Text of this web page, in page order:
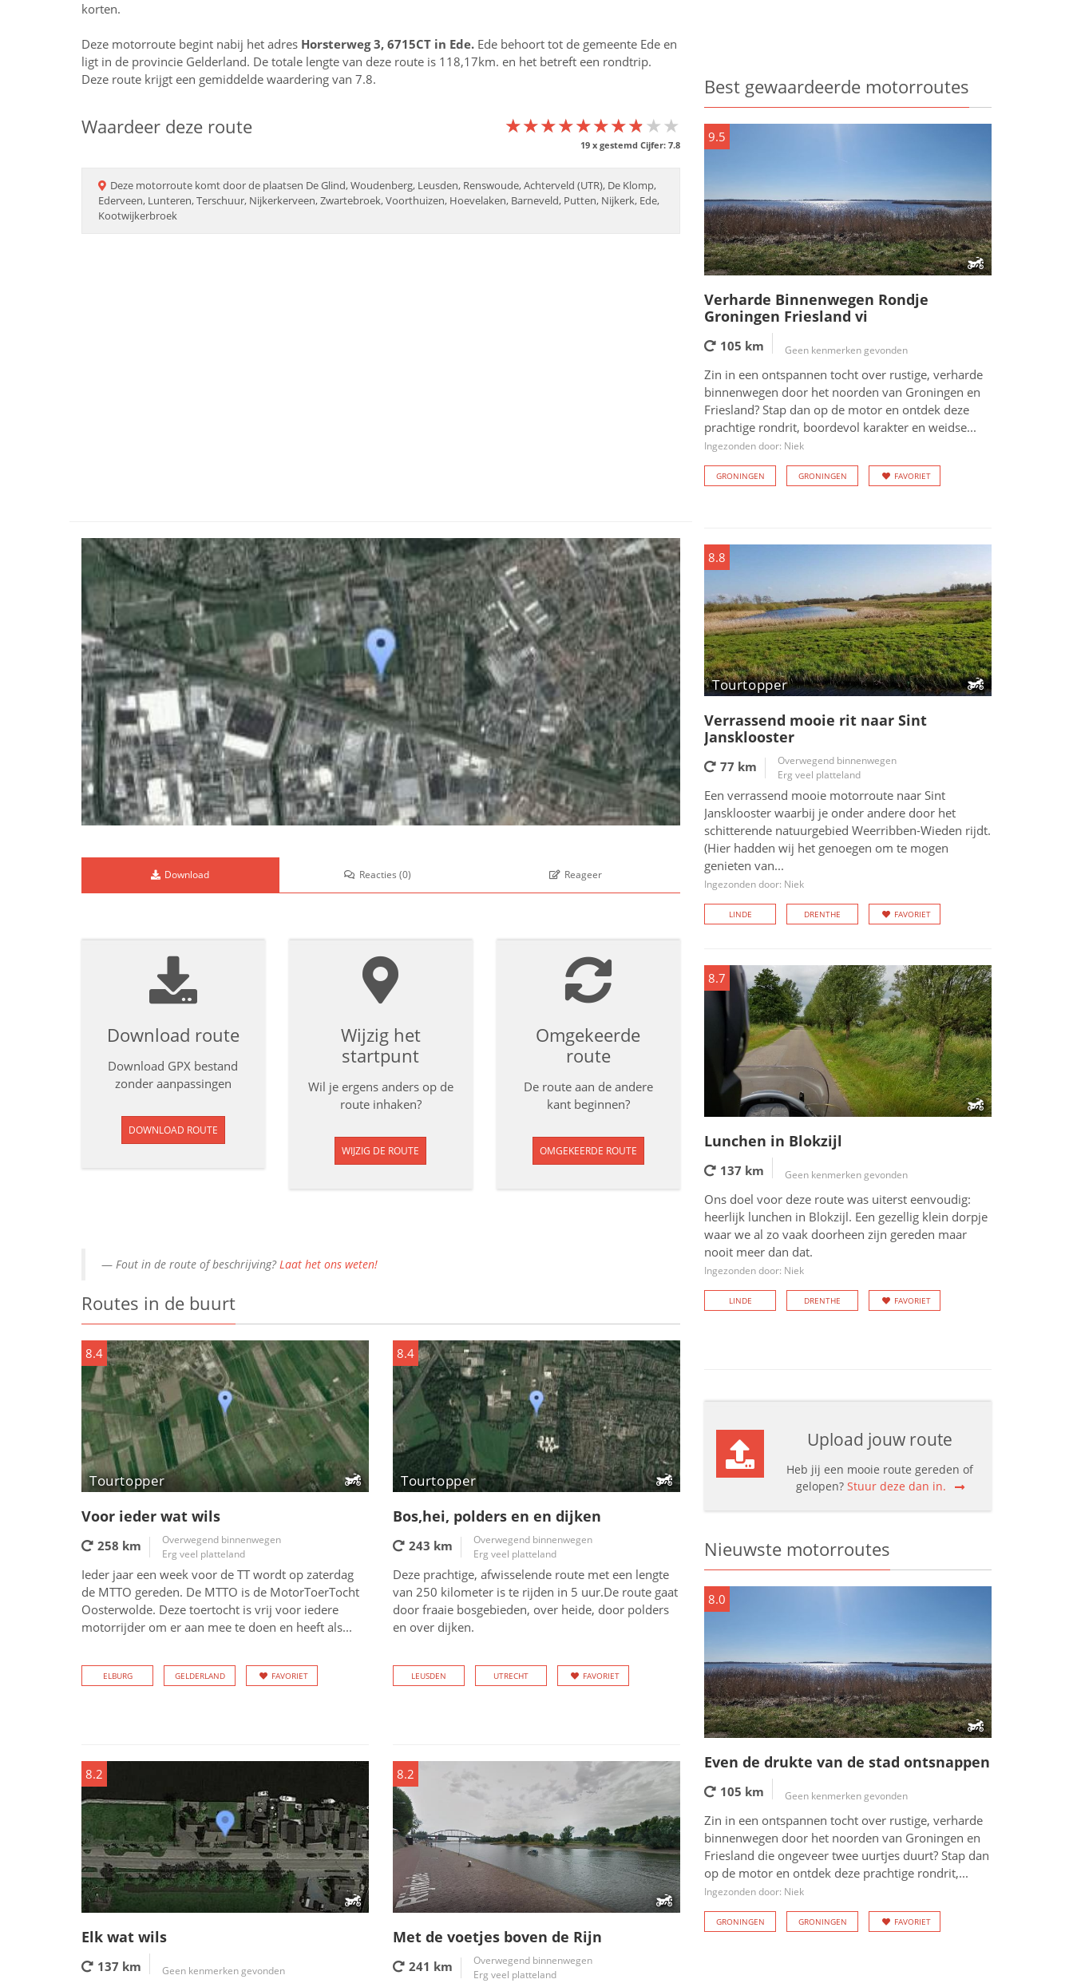
korten.
Deze motorroute begint nabij het adres Horsterweg 3, 6715CT in Ede. Ede behoort tot de gemeente Ede en
ligt in de provincie Gelderland. De totale lengte van deze route is 118,17km. en het betreft een rondtrip.
Deze route krijgt een gemiddelde waardering van 7.8.
Waardeer deze route ★★★★★★★★★★
★★★★★★★★★★
★★★★★★★★★★
19x gestemd Cijfer: 7.8
Deze motorroute komt door de plaatsen De Glind, Woudenberg, Leusden, Renswoude, Achterveld (UTR), De Klomp,
Ederveen, Lunteren, Terschuur, Nijkerkerveen, Zwartebroek, Voorthuizen, Hoevelaken, Barneveld, Putten, Nijkerk, Ede,
Kootwijkerbroek
Download Reacties(0) Reageer
Download route
Download GPX bestand
zonder aanpassingen
DOWNLOAD ROUTE
Wijzig het
startpunt
Wil je ergens anders op de
route inhaken?
WIJZIG DE ROUTE
Omgekeerde
route
De route aan de andere
kant beginnen?
OMGEKEERDE ROUTE
Fout in de route of beschrijving?Laat het ons weten!
Routes in de buurt
8.4
Tourtopper
Voor ieder wat wils
258 km
Overwegend binnenwegen
Erg veel platteland
Ieder jaar een week voor de TT wordt op zaterdag
de MTTO gereden. De MTTO is de MotorToerTocht
Oosterwolde. Deze toertocht is vrij voor iedere
motorrijder om er aan mee te doen en heeft als...
ELBURG GELDERLAND FAVORIET
8.4
Tourtopper
Bos,hei, polders en en dijken
243 km
Overwegend binnenwegen
Erg veel platteland
Deze prachtige, afwisselende route met een lengte
van 250 kilometer is te rijden in 5 uur.De route gaat
door fraaie bosgebieden, over heide, door polders
en over dijken.
LEUSDEN UTRECHT FAVORIET
8.2
Elk wat wils
137 km Geen kenmerken gevonden
8.2
Met de voetjes boven de Rijn
241 km
Overwegend binnenwegen
Erg veel platteland
Best gewaardeerde motorroutes
9.5
Verharde Binnenwegen Rondje
Groningen Friesland vi
105 km Geen kenmerken gevonden
Zin in een ontspannen tocht over rustige, verharde
binnenwegen door het noorden van Groningen en
Friesland? Stap dan op de motor en ontdek deze
prachtige rondrit, boordevol karakter en weidse...
Ingezonden door: Niek
GRONINGEN GRONINGEN FAVORIET
8.8
Tourtopper
Verrassend mooie rit naar Sint
Jansklooster
77 km
Overwegend binnenwegen
Erg veel platteland
Een verrassend mooie motorroute naar Sint
Jansklooster waarbij je onder andere door het
schitterende natuurgebied Weerribben-Wieden rijdt.
(Hier hadden wij het genoegen om te mogen
genieten van...
Ingezonden door: Niek
LINDE DRENTHE FAVORIET
8.7
Lunchen in Blokzijl
137 km Geen kenmerken gevonden
Ons doel voor deze route was uiterst eenvoudig:
heerlijk lunchen in Blokzijl. Een gezellig klein dorpje
waar we al zo vaak doorheen zijn gereden maar
nooit meer dan dat.
Ingezonden door: Niek
LINDE DRENTHE FAVORIET
Upload jouw route
Heb jij een mooie route gereden of
gelopen? Stuur deze dan in.
Nieuwste motorroutes
8.0
Even de drukte van de stad ontsnappen
105 km Geen kenmerken gevonden
Zin in een ontspannen tocht over rustige, verharde
binnenwegen door het noorden van Groningen en
Friesland die ongeveer twee uurtjes duurt? Stap dan
op de motor en ontdek deze prachtige rondrit,...
Ingezonden door: Niek
GRONINGEN GRONINGEN FAVORIET